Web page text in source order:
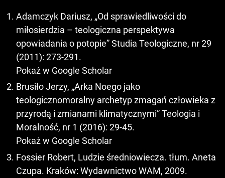
Adamczyk Dariusz, „Od sprawiedliwości do
miłosierdzia – teologiczna perspektywa
opowiadania o potopie” Studia Teologiczne, nr 29
(2011): 273-291.
Pokaż w Google Scholar
Brusiło Jerzy, „Arka Noego jako
teologicznomoralny archetyp zmagań człowieka z
przyrodą i zmianami klimatycznymi” Teologia i
Moralność, nr 1 (2016): 29-45.
Pokaż w Google Scholar
Fossier Robert, Ludzie średniowiecza. tłum. Aneta
Czupa. Kraków: Wydawnictwo WAM, 2009.